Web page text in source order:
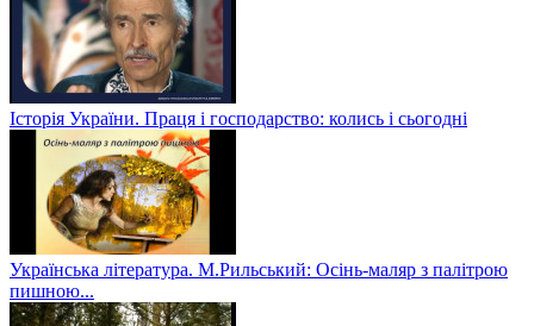
Історія України. Праця і господарство: колись і сьогодні
Українська література. М.Рильський: Осінь-маляр з палітрою
пишною...